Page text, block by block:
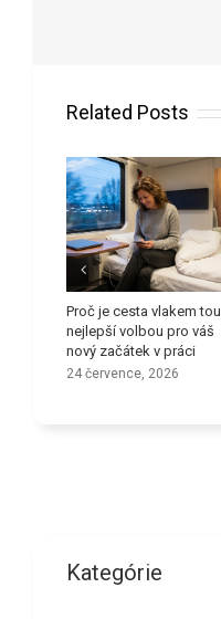
Related Posts
Proč je cesta vlakem tou
nejlepší volbou pro váš
nový začátek v práci
24 července, 2026
Kategórie